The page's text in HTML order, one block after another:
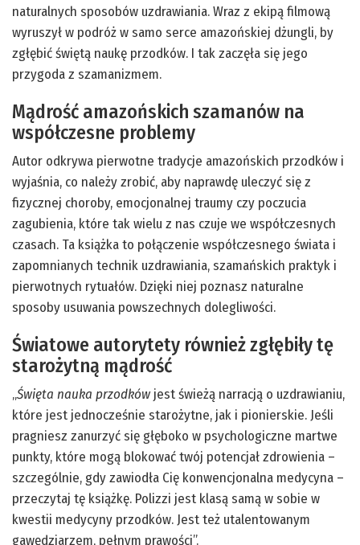
naturalnych sposobów uzdrawiania. Wraz z ekipą filmową
wyruszył w podróż w samo serce amazońskiej dżungli, by
zgłębić świętą naukę przodków. I tak zaczęła się jego
przygoda z szamanizmem.
Mądrość amazońskich szamanów na
współczesne problemy
Autor odkrywa pierwotne tradycje amazońskich przodków i
wyjaśnia, co należy zrobić, aby naprawdę uleczyć się z
fizycznej choroby, emocjonalnej traumy czy poczucia
zagubienia, które tak wielu z nas czuje we współczesnych
czasach. Ta książka to połączenie współczesnego świata i
zapomnianych technik uzdrawiania, szamańskich praktyk i
pierwotnych rytuałów. Dzięki niej poznasz naturalne
sposoby usuwania powszechnych dolegliwości.
Światowe autorytety również zgłębiły tę
starożytną mądrość
„Święta nauka przodkówjest świeżą narracją o uzdrawianiu,
które jest jednocześnie starożytne, jak i pionierskie. Jeśli
pragniesz zanurzyć się głęboko w psychologiczne martwe
punkty, które mogą blokować twój potencjał zdrowienia –
szczególnie, gdy zawiodła Cię konwencjonalna medycyna –
przeczytaj tę książkę. Polizzi jest klasą samą w sobie w
kwestii medycyny przodków. Jest też utalentowanym
gawędziarzem, pełnym prawości”.